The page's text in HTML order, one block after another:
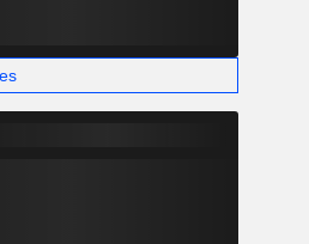
8,31 Md